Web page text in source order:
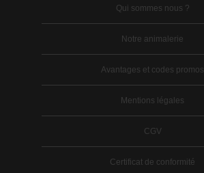
Qui sommes nous ?
Notre animalerie
Avantages et codes promos
Mentions légales
CGV
Certificat de conformité